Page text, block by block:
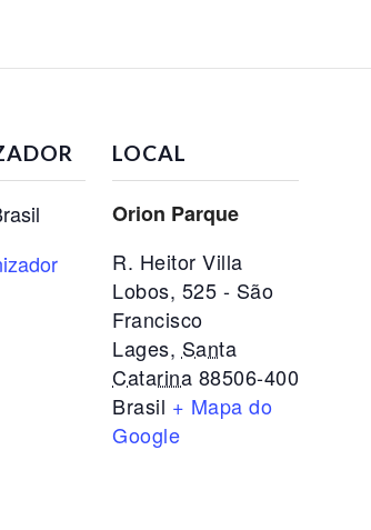
LOCAL
Orion Parque
R. Heitor Villa
Lobos, 525 - São
Francisco
Lages, Santa
Catarina 88506-400
Brasil + Mapa do
Google